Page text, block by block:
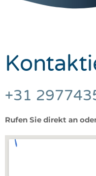
+31
Rufen Sie direkt an